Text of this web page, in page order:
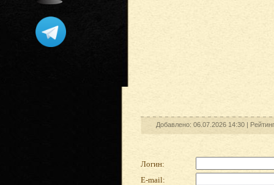
Добавлено: 06.07.2026 14:30 |
Логин:
E-mail: